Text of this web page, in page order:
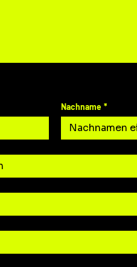
Nachname *